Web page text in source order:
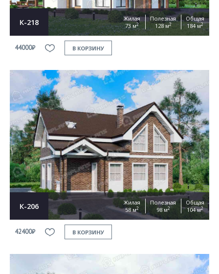
К-218
Жилая
73 м2
Полезная
128 м2
Общая
184 м2
44000₽ В КОРЗИНУ
К-206
Жилая
58 м2
Полезная
98 м2
Общая
104 м2
42400₽ В КОРЗИНУ